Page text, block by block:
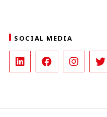
SOCIAL MEDIA